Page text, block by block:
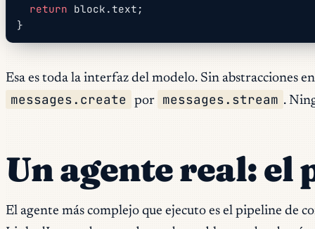
  return
block.text;
}
Esa es toda la interfaz del modelo. Sin abstracciones
messages.create por messages.stream .
Un agente real: el
El agente más complejo que ejecuto es el pipeline de